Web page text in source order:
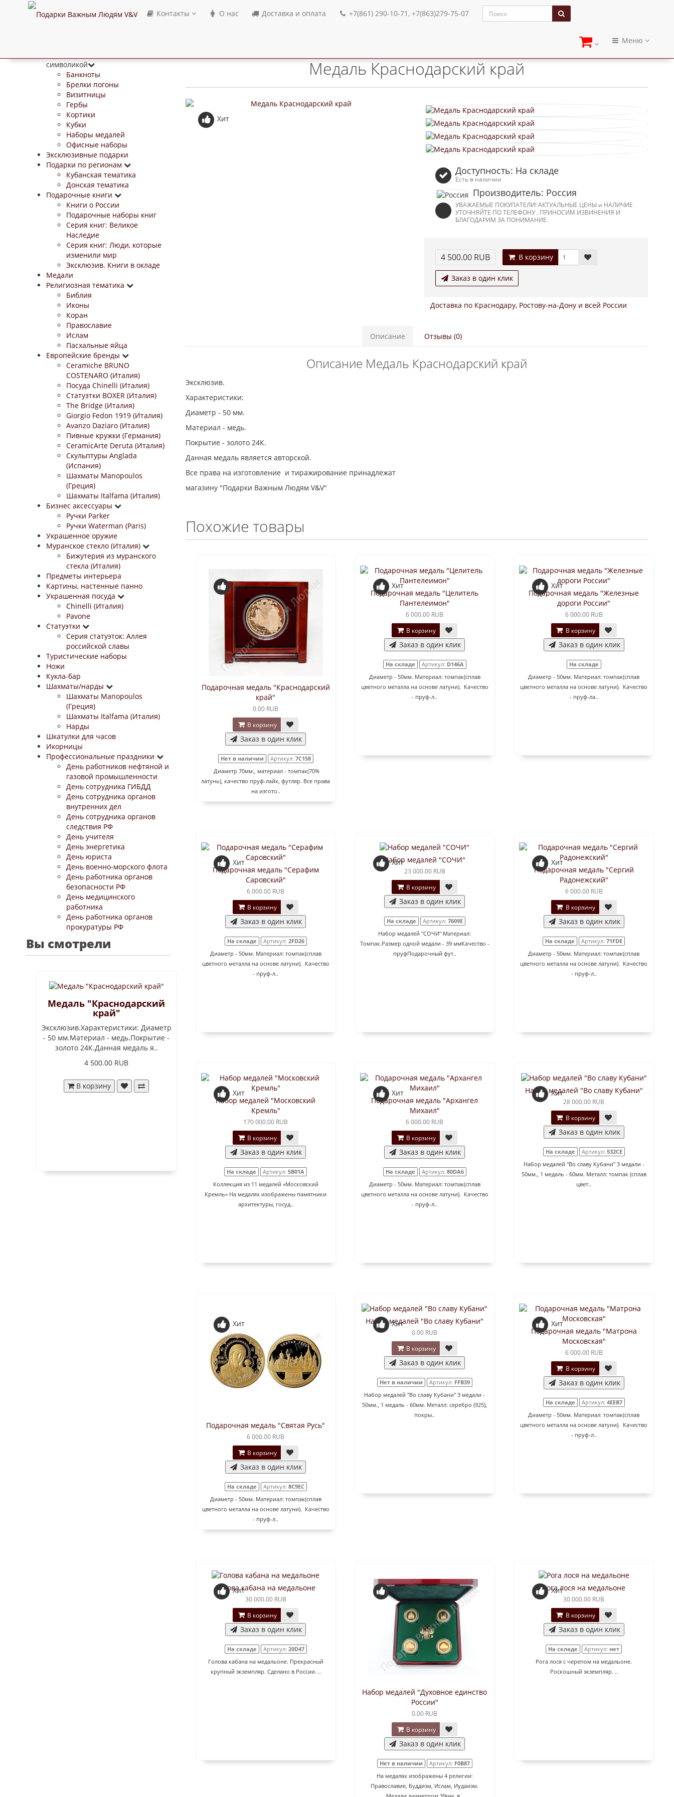
Контакты О нас Доставка и оплата +7(861) 290-10-71, +7(863)279-75-07
Меню
символикой
Банкноты
Брелки погоны
Визитницы
Гербы
Кортики
Кубки
Наборы медалей
Офисные наборы
Эксклюзивные подарки
Подарки по регионам
Кубанская тематика
Донская тематика
Подарочные книги
Книги о России
Подарочные наборы книг
Серия книг: Великое
Наследие
Серия книг: Люди, которые
изменили мир
Эксклюзив. Книги в окладе
Медали
Религиозная тематика
Библия
Иконы
Коран
Православие
Ислам
Пасхальные яйца
Европейские бренды
Ceramiche BRUNO
COSTENARO (Италия)
Посуда Chinelli (Италия)
Статуэтки BOXER (Италия)
The Bridge (Италия)
Giorgio Fedon 1919 (Италия)
Avanzo Daziaro (Италия)
Пивные кружки (Германия)
CeramicArte Deruta (Италия)
Скульптуры Anglada
(Испания)
Шахматы Manopoulos
(Греция)
Шахматы Italfama (Италия)
Бизнес аксессуары
Ручки Parker
Ручки Waterman (Paris)
Украшенное оружие
Муранское стекло (Италия)
Бижутерия из муранского
стекла (Италия)
Предметы интерьера
Картины, настенные панно
Украшенная посуда
Chinelli (Италия)
Pavone
Статуэтки
Серия статуэток: Аллея
российской славы
Туристические наборы
Ножи
Кукла-бар
Шахматы/нарды
Шахматы Manopoulos
(Греция)
Шахматы Italfama (Италия)
Нарды
Шкатулки для часов
Икорницы
Профессиональные праздники
День работников нефтяной и
газовой промышленности
День сотрудника ГИБДД
День сотрудника органов
внутренних дел
День сотрудника органов
следствия РФ
День учителя
День энергетика
День юриста
День военно-морского флота
День работника органов
безопасности РФ
День медицинского
работника
День работника органов
прокуратуры РФ
Вы смотрели
Медаль "Краснодарский
край"
Эксклюзив.Характеристики: Диаметр
- 50 мм.Материал - медь.Покрытие -
золото 24К.Данная медаль я..
4 500.00 RUB
В корзину
Медаль Краснодарский край
Хит
Доступность: На складе
Есть в наличии
Производитель: Россия
УВАЖАЕМЫЕ ПОКУПАТЕЛИ! АКТУАЛЬНЫЕ ЦЕНЫ и НАЛИЧИЕ
УТОЧНЯЙТЕ ПО ТЕЛЕФОНУ . ПРИНОСИМ ИЗВИНЕНИЯ И
БЛАГОДАРИМ ЗА ПОНИМАНИЕ.
4 500.00 RUB В корзину
Заказ в один клик
Доставка по Краснодару, Ростову-на-Дону и всей России
Описание Отзывы (0)
Описание Медаль Краснодарский край
Эксклюзив.
Характеристики:
Диаметр - 50 мм.
Материал - медь.
Покрытие - золото 24К.
Данная медаль является авторской.
Все права на изготовление и тиражирование принадлежат
магазину "Подарки Важным Людям V&V"
Похожие товары
Хит
Подарочная медаль "Краснодарский
край"
0.00 RUB
В корзину
Заказ в один клик
Нет в наличии Артикул: 7C158
Диаметр 70мм., материал - томпак(70%
латунь), качество пруф-лайк, футляр. Все права
на изгото..
Хит
Подарочная медаль "Целитель
Пантелеимон"
6 000.00 RUB
В корзину
Заказ в один клик
На складе Артикул: D146A
Диаметр - 50мм. Материал: томпак(сплав
цветного металла на основе латуни). Качество
- пруф-л..
Хит
Подарочная медаль "Железные
дороги России"
6 000.00 RUB
В корзину
Заказ в один клик
На складе
Диаметр - 50мм. Материал: томпак(сплав
цветного металла на основе латуни). Качество
- пруф-ла..
Хит
Подарочная медаль "Серафим
Саровский"
6 000.00 RUB
В корзину
Заказ в один клик
На складе Артикул: 2FD26
Диаметр - 50мм. Материал: томпак(сплав
цветного металла на основе латуни). Качество
- пруф-л..
Хит
Набор медалей "СОЧИ"
23 000.00 RUB
В корзину
Заказ в один клик
На складе Артикул: 7609E
Набор медалей "СОЧИ" Материал:
Томпак.Размер одной медали - 39 ммКачество -
пруфПодарочный фут..
Хит
Подарочная медаль "Сергий
Радонежский"
6 000.00 RUB
В корзину
Заказ в один клик
На складе Артикул:71FDE
Диаметр - 50мм. Материал: томпак(сплав
цветного металла на основе латуни). Качество
- пруф-л..
Хит
Набор медалей "Московский
Кремль"
170 000.00 RUB
В корзину
Заказ в один клик
На складе Артикул: 5B01A
Коллекция из 11 медалей «Московский
Кремль» На медалях изображены памятники
архитектуры, госуд..
Хит
Подарочная медаль "Архангел
Михаил"
6 000.00 RUB
В корзину
Заказ в один клик
На складе Артикул: 80DA6
Диаметр - 50мм. Материал: томпак(сплав
цветного металла на основе латуни). Качество
- пруф-л..
Хит
Набор медалей "Во славу Кубани"
28 000.00 RUB
В корзину
Заказ в один клик
На складе Артикул: 532CE
Набор медалей "Во славу Кубани" 3 медали -
50мм., 1 медаль - 60мм. Металл: томпак (сплав
цвет..
Хит
Подарочная медаль "Святая Русь"
6 000.00 RUB
В корзину
Заказ в один клик
На складе Артикул: 8C9EC
Диаметр - 50мм. Материал: томпак(сплав
цветного металла на основе латуни). Качество
- пруф-л..
Хит
Набор медалей "Во славу Кубани"
0.00 RUB
В корзину
Заказ в один клик
Нет в наличии Артикул: FFB39
Набор медалей "Во славу Кубани" 3 медали -
50мм., 1 медаль - 60мм. Металл: серебро (925),
покры..
Хит
Подарочная медаль "Матрона
Московская"
6 000.00 RUB
В корзину
Заказ в один клик
На складе Артикул: 4EEB7
Диаметр - 50мм. Материал: томпак(сплав
цветного металла на основе латуни). Качество
- пруф-л..
Хит
Голова кабана на медальоне
30 000.00 RUB
В корзину
Заказ в один клик
На складе Артикул: 20D47
Голова кабана на медальоне. Прекрасный
крупный экземпляр. Сделано в России. ..
Хит
Набор медалей "Духовное единство
России"
0.00 RUB
В корзину
Заказ в один клик
Нет в наличии Артикул: F0B87
На медалях изображены 4 религии:
Православие, Буддизм, Ислам, Иудаизм.
Хит
Рога лося на медальоне
30 000.00 RUB
В корзину
Заказ в один клик
На складе Артикул: нет
Рога лося с черепом на медальоне.
Роскошный экземпляр. ..